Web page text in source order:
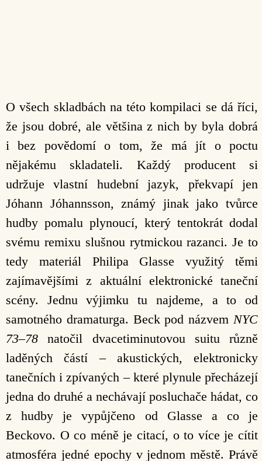
O všech skladbách na této kompilaci se dá říci,
že jsou dobré, ale většina z nich by byla dobrá
i bez povědomí o tom, že má jít o poctu
nějakému skladateli. Každý producent si
udržuje vlastní hudební jazyk, překvapí jen
Jóhann Jóhannsson, známý jinak jako tvůrce
hudby pomalu plynoucí, který tentokrát dodal
svému remixu slušnou rytmickou razanci. Je to
tedy materiál Philipa Glasse využitý těmi
zajímavějšími z aktuální elektronické taneční
scény. Jednu výjimku tu najdeme, a to od
samotného dramaturga. Beck pod názvem NYC
73–78 natočil dvacetiminutovou suitu různě
laděných částí – akustických, elektronicky
tanečních i zpívaných – které plynule přecházejí
jedna do druhé a nechávají posluchače hádat, co
z hudby je vypůjčeno od Glasse a co je
Beckovo. O co méně je citací, o to více je cítit
atmosféra jedné epochy v jednom městě. Právě